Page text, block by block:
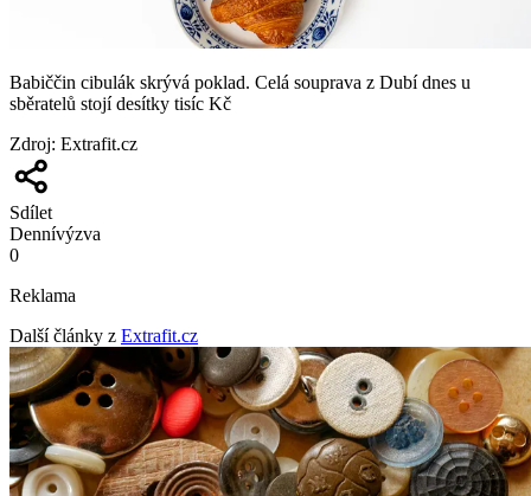
Babiččin cibulák skrývá poklad. Celá souprava z Dubí dnes u
sběratelů stojí desítky tisíc Kč
Zdroj: Extrafit.cz
Sdílet
Dennívýzva
0
Reklama
Další články z Extrafit.cz